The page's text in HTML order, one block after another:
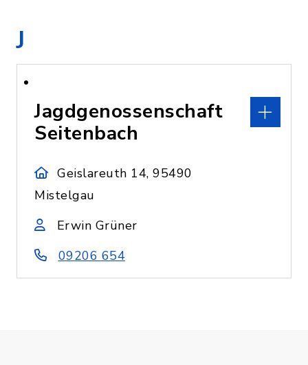
J
Jagdgenossenschaft
Seitenbach
Geislareuth 14, 95490
Mistelgau
Erwin Grüner
09206 654